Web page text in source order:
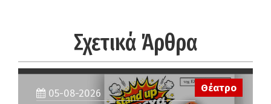
Σχετικά Άρθρα
Θέατρο
05-08-2026